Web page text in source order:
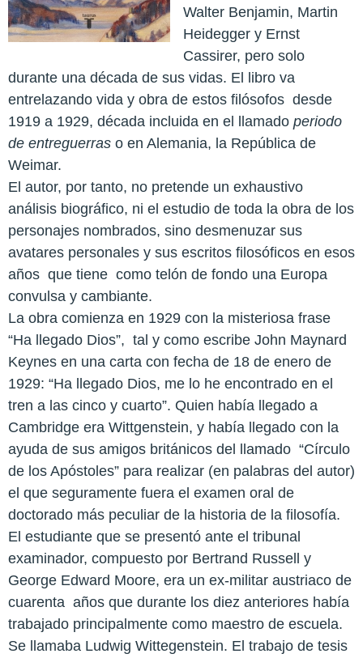
Walter Benjamin, Martin
Heidegger y Ernst
Cassirer, pero solo
durante una década de sus vidas. El libro va
entrelazando vida y obra de estos filósofos desde
1919 a 1929, década incluida en el llamado periodo
de entreguerras o en Alemania, la República de
Weimar.
El autor, por tanto, no pretende un exhaustivo
análisis biográfico, ni el estudio de toda la obra de los
personajes nombrados, sino desmenuzar sus
avatares personales y sus escritos filosóficos en esos
años que tiene como telón de fondo una Europa
convulsa y cambiante.
La obra comienza en 1929 con la misteriosa frase
“Ha llegado Dios”, tal y como escribe John Maynard
Keynes en una carta con fecha de 18 de enero de
1929: “Ha llegado Dios, me lo he encontrado en el
tren a las cinco y cuarto”. Quien había llegado a
Cambridge era Wittgenstein, y había llegado con la
ayuda de sus amigos británicos del llamado “Círculo
de los Apóstoles” para realizar (en palabras del autor)
el que seguramente fuera el examen oral de
doctorado más peculiar de la historia de la filosofía.
El estudiante que se presentó ante el tribunal
examinador, compuesto por Bertrand Russell y
George Edward Moore, era un ex-militar austriaco de
cuarenta años que durante los diez anteriores había
trabajado principalmente como maestro de escuela.
Se llamaba Ludwig Wittegenstein. El trabajo de tesis